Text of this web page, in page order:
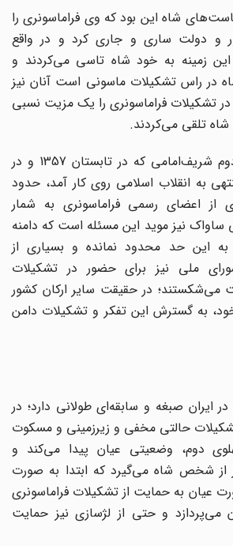
شاه این بود که وی فراماسونری را
و دولت ساری و جاری کرد و در واقع
زمینه به خود شاه تاسی می‌کردند و
در راس تشکیلات ماسونی است آنان نیز
تشکیلات فراماسونری را یک مزیت نسبی
تلقی می‌کردند.
برای مثال در کابینه دوم شریف‌امامی که در تابستان 1357 و در
به انقلاب اسلامی روی کار آمد، حدود
از اعضای رسمی فراماسونری به شمار
نیز موید این مسئله است که دامنه
این حد محدود نمانده و بسیاری از
ملی نیز برای حضور در تشکیلات
در حقیقت سایر ارکان کشور
به گسترش این تفکر و تشکیلات دامن
ایران صبغه و سابقه‌ای طولانی دارد؛ در
حالتی مخفی و زیرزمینی و مسکوت
دوم، وضعیتی عیان پیدا می‌کند و
شخص شاه می‌گیرد که ابتدا به صورت
به حمایت از تشکیلات فراماسونری
و حتی از لژسازی نیز حمایت